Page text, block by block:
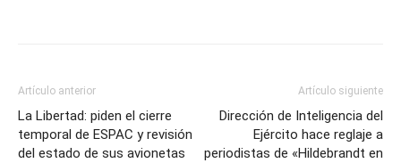
Artículo anterior
La Libertad: piden el cierre
temporal de ESPAC y revisión
del estado de sus avionetas
Artículo siguiente
Dirección de Inteligencia del
Ejército hace reglaje a
periodistas de «Hildebrandt en